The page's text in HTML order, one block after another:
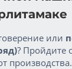
или
? Пройдите
производства.